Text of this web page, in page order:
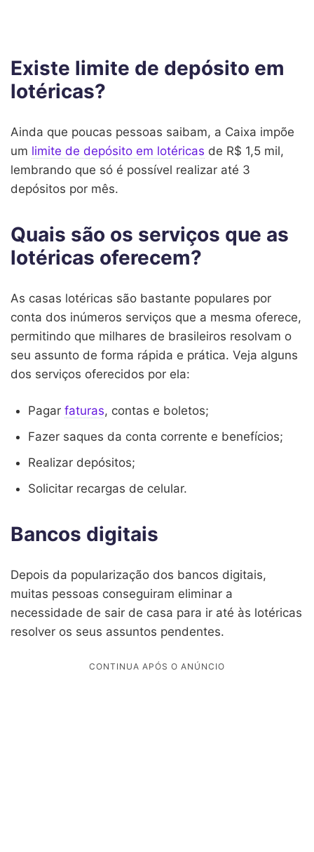
Existe limite de depósito em
lotéricas?
Ainda que poucas pessoas saibam, a Caixa impõe
um limite de depósito em lotéricas de R$ 1,5 mil,
lembrando que só é possível realizar até 3
depósitos por mês.
Quais são os serviços que as
lotéricas oferecem?
As casas lotéricas são bastante populares por
conta dos inúmeros serviços que a mesma oferece,
permitindo que milhares de brasileiros resolvam o
seu assunto de forma rápida e prática. Veja alguns
dos serviços oferecidos por ela:
Pagar faturas, contas e boletos;
Fazer saques da conta corrente e benefícios;
Realizar depósitos;
Solicitar recargas de celular.
Bancos digitais
Depois da popularização dos bancos digitais,
muitas pessoas conseguiram eliminar a
necessidade de sair de casa para ir até às lotéricas
resolver os seus assuntos pendentes.